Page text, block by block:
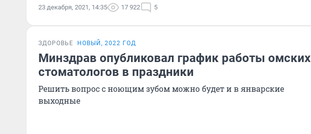
23 декабря, 2021, 14:35 17 922 5
ЗДОРОВЬЕ НОВЫЙ, 2022 ГОД
Минздрав опубликовал график работы омских
стоматологов в праздники
Решить вопрос с ноющим зубом можно будет и в январские
выходные